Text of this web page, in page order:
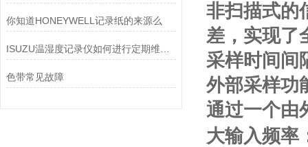
你知道HONEYWELL记录纸的来源么
色带常见故障
非扫描式的
差，实现了
采样时间间
外部采样功
通过一个由
大输入频